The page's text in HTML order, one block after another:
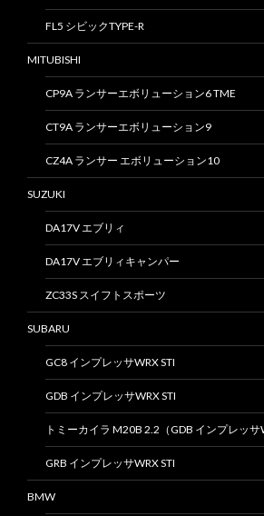
FL5 シビックTYPE-R
MITUBISHI
CP9A ランサーエボリューション6 TME
CT9A ランサーエボリューション9
CZ4A ランサー エボリューション10
SUZUKI
DA17V エブリィ
DA17V エブリィキャンパー
ZC33S スイフトスポーツ
SUBARU
GC8 インプレッサWRX STI
GDB インプレッサWRX STI
トミーカイラ M20B 2.2（GDB インプレッサ
GRB インプレッサWRX STI
BMW